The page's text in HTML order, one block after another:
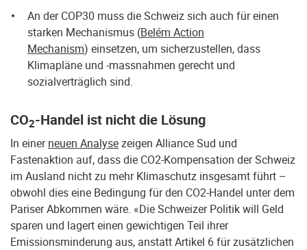
An der COP30 muss die Schweiz sich auch für einen
starken Mechanismus (Belém Action
Mechanism) einsetzen, um sicherzustellen, dass
Klimapläne und -massnahmen gerecht und
sozialverträglich sind.
CO2-Handel ist nicht die Lösung
In einerneuen Analysezeigen Alliance Sud und
Fastenaktion auf, dass die CO2-Kompen­sation der Schweiz
im Ausland nicht zu mehr Klimaschutz insgesamt führt –
obwohl dies eine Bedingung für den CO2-Handel unter dem
Pariser Abkommen wäre. «Die Schweizer Politik will Geld
sparen und lagert einen gewichtigen Teil ihrer
Emissionsminderung aus, anstatt Artikel 6 für zusätzlichen